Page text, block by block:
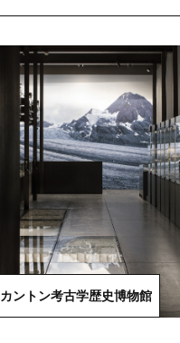
カントン考古学歴史博物館